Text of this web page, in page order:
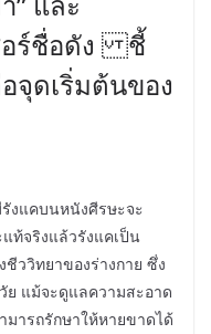
ซอร์ชื่อดัง ชี้
จุดเริ่มต้นของ
รังแคบนหนังศีรษะจะ
แท้จริงแล้วรังแคเป็น
ววิทยาของร่างกาย ซึ่ง
ย แม้จะดูแลความสะอาด
มารถรักษาให้หายขาดได้